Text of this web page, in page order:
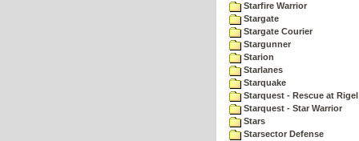
Starfire Warrior
Stargate
Stargate Courier
Stargunner
Starion
Starlanes
Starquake
Starquest - Rescue at Rigel
Starquest - Star Warrior
Stars
Starsector Defense